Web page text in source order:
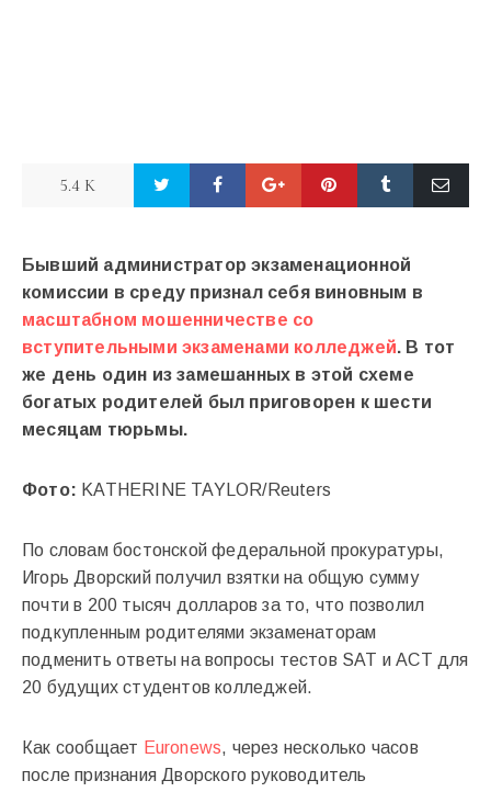
5.4 K
Бывший администратор экзаменационной
комиссии в среду признал себя виновным в
масштабном мошенничестве со
вступительными экзаменами колледжей. В тот
же день один из замешанных в этой схеме
богатых родителей был приговорен к шести
месяцам тюрьмы.
Фото: KATHERINE TAYLOR/Reuters
По словам бостонской федеральной прокуратуры,
Игорь Дворский получил взятки на общую сумму
почти в 200 тысяч долларов за то, что позволил
подкупленным родителями экзаменаторам
подменить ответы на вопросы тестов SAT и ACT для
20 будущих студентов колледжей.
Как сообщает Euronews, через несколько часов
после признания Дворского руководитель